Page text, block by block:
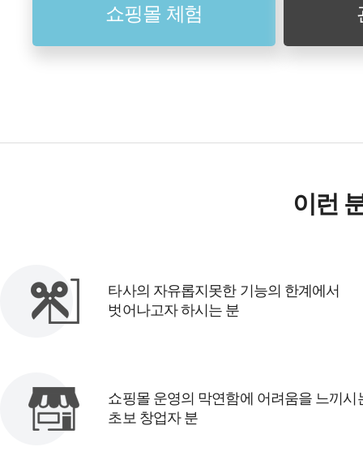
쇼핑몰 체험
이런
타사의 자유롭지못한 기능의 한계에서
벗어나고자 하시는 분
쇼핑몰 운영의 막연함에 어려움을 느끼시
초보 창업자 분